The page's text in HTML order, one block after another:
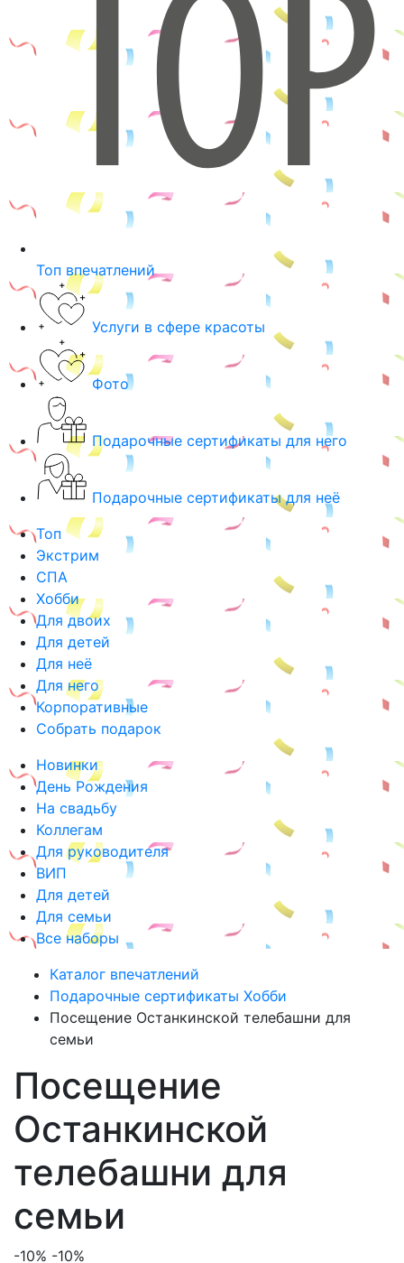
Топ впечатлений
Услуги в сфере красоты
Фото
Подарочные сертификаты для него
Подарочные сертификаты для неё
Топ
Экстрим
СПА
Хобби
Для двоих
Для детей
Для неё
Для него
Корпоративные
Собрать подарок
Новинки
День Рождения
На свадьбу
Коллегам
Для руководителя
ВИП
Для детей
Для семьи
Все наборы
Каталог впечатлений
Подарочные сертификаты Хобби
Посещение Останкинской телебашни для
семьи
Посещение
Останкинской
телебашни для
семьи
-10% -10%